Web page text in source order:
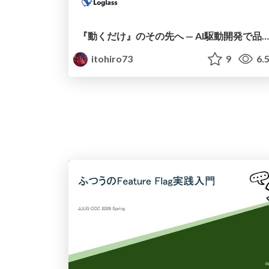
『動くだけ』のその先へ — AI駆動開発で品質と速度を両取りする温故知新な新手法 / Beyond Just Vibe Coding - Combining Classic Principles with AI-Driven Development
itohiro73
9